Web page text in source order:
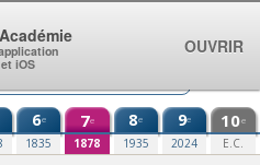
6e
1835
7e
1878
8e
1935
9e
2024
10e
E.C.
iOS
OUVRIR